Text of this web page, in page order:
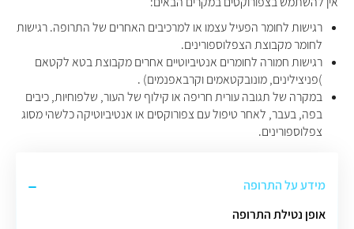
רגישות לחומר הפעיל עצמו או למרכיבים האחרים של התרופה.רגישות
לחומר מקבוצת הצפלוספורינים.
רגישות חמורה לחומרים אנטיביוטיים אחרים מקבוצת בטא לקטאם
)פניצילינים, מונובקטאמים וקרבאפנמים) .
במקרה של תגובה עורית חריפה או קילוף של העור, שלפוחיות, כיבים
בפה, בעבר, לאחר טיפול עם צפורוקסים או אנטיביוטיקה כלשהי מסוג
צפלוספורינים.
מידע על התרופה
אופן נטילת התרופה